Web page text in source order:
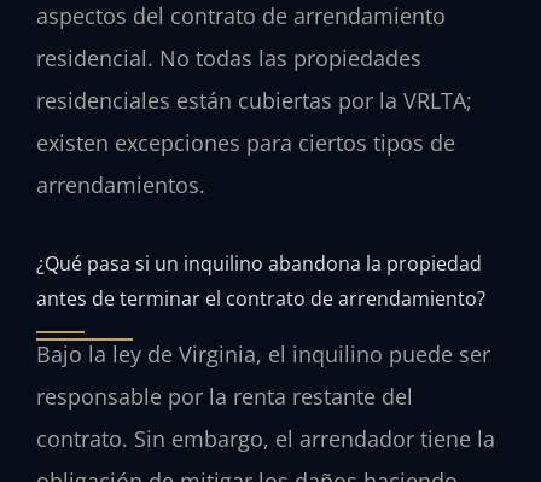
aspectos del contrato de arrendamiento
residencial. No todas las propiedades
residenciales están cubiertas por la VRLTA;
existen excepciones para ciertos tipos de
arrendamientos.
¿Qué pasa si un inquilino abandona la propiedad
antes de terminar el contrato de arrendamiento?
Bajo la ley de Virginia, el inquilino puede ser
responsable por la renta restante del
contrato. Sin embargo, el arrendador tiene la